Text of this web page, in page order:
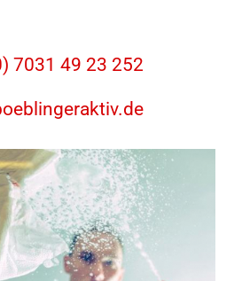
7031 49 23 252